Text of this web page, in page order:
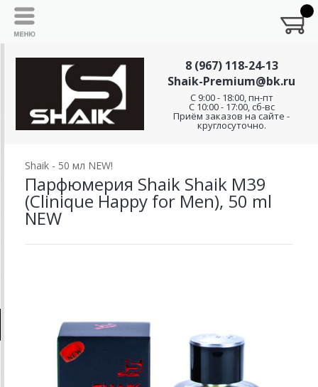
8 (967) 118-24-13
Shaik-Premium@bk.ru
C 9:00 - 18:00, пн-пт
С 10:00 - 17:00, сб-вс
Приём заказов на сайте -
круглосуточно.
Shaik - 50 мл NEW!
Парфюмерия Shaik Shaik M39
(Clinique Happy for Men), 50 ml
NEW